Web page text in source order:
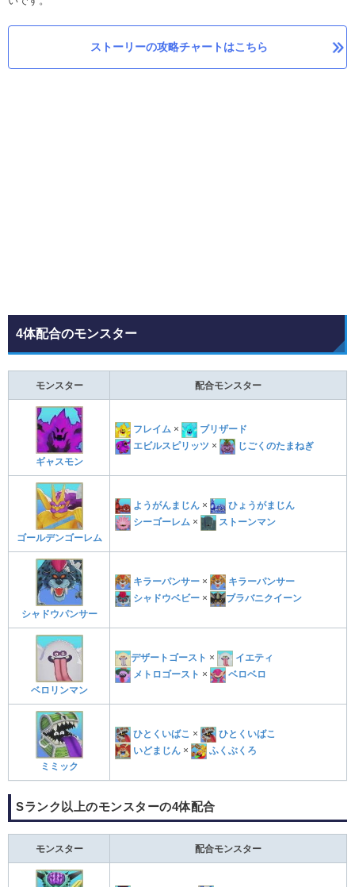
ストーリーの攻略チャートはこちら
4体配合のモンスター
モンスター 配合モンスター
ギャスモン
フレイム ×
ブリザード
エビルスピリッツ × じごくのたまねぎ
ゴールデンゴーレム
ようがんまじん ×
ひょうがまじん
シーゴーレム × ストーンマン
シャドウパンサー
キラーパンサー ×
キラーパンサー
シャドウベビー × ブラバニクイーン
ベロリンマン
デザートゴースト ×
イエティ
メトロゴースト × ベロベロ
ミミック
ひとくいばこ ×
ひとくいばこ
いどまじん × ふくぶくろ
Sランク以上のモンスターの4体配合
モンスター 配合モンスター